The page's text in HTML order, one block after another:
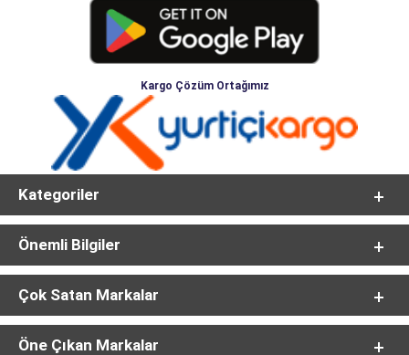
Kargo Çözüm Ortağımız
Kategoriler
Önemli Bilgiler
Çok Satan Markalar
Öne Çıkan Markalar